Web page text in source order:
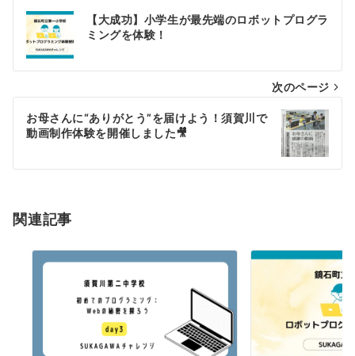
投
稿
ナ
ビ
ゲ
シ
ン
【大成功】小学生が最先端のロボットプログラ
ミングを体験！
次のページ
お母さんに“ありがとう”を届けよう！須賀川で
動画制作体験を開催しました🎥
関連記事